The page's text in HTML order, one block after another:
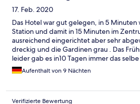
17. Feb. 2020
Das Hotel war gut gelegen, in 5 Minuten
Station und damit in 15 Minuten im
ausreichend eingerichtet aber sehr
dreckig und die Gardinen grau . Das
leider gab es in10 Tagen immer das
Käse. Das Preisniveau war aber für New
schlafen reicht es aus wenn man keine
Aufenthalt von 9 Nächten
Verifizierte Bewertung